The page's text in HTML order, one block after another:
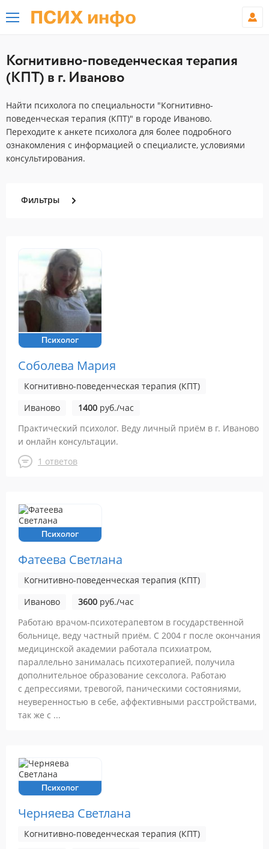
ПСИХ инфо
Когнитивно-поведенческая терапия
(КПТ) в г. Иваново
Найти психолога по специальности "Когнитивно-
поведенческая терапия (КПТ)" в городе Иваново.
Переходите к анкете психолога для более подробного
ознакомления с информацией о специалисте, условиями
консультирования.
Фильтры
Психолог
Соболева Мария
Когнитивно-поведенческая терапия (КПТ)
Иваново
1400 руб./час
Практический психолог. Веду личный приём в г. Иваново
и онлайн консультации.
1 ответов
Психолог
Фатеева Светлана
Когнитивно-поведенческая терапия (КПТ)
Иваново
3600 руб./час
Работаю врачом-психотерапевтом в государственной
больнице, веду частный приём. С 2004 г после окончания
медицинской академии работала психиатром,
параллельно занималась психотерапией, получила
дополнительное образование сексолога. Работаю
с депрессиями, тревогой, паническими состояниями,
неуверенностью в себе, аффективными расстройствами,
так же с ...
Психолог
Черняева Светлана
Когнитивно-поведенческая терапия (КПТ)